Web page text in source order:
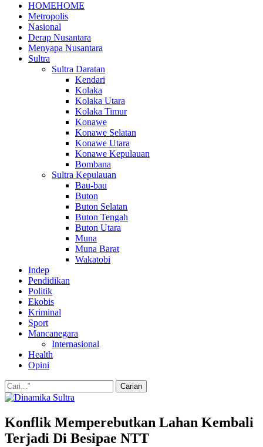
HOMEHOME
Metropolis
Nasional
Derap Nusantara
Menyapa Nusantara
Sultra
Sultra Daratan
Kendari
Kolaka
Kolaka Utara
Kolaka Timur
Konawe
Konawe Selatan
Konawe Utara
Konawe Kepulauan
Bombana
Sultra Kepulauan
Bau-bau
Buton
Buton Selatan
Buton Tengah
Buton Utara
Muna
Muna Barat
Wakatobi
Indep
Pendidikan
Politik
Ekobis
Kriminal
Sport
Mancanegara
Internasional
Health
Opini
Konflik Memperebutkan Lahan Kembali
Terjadi Di Besipae NTT